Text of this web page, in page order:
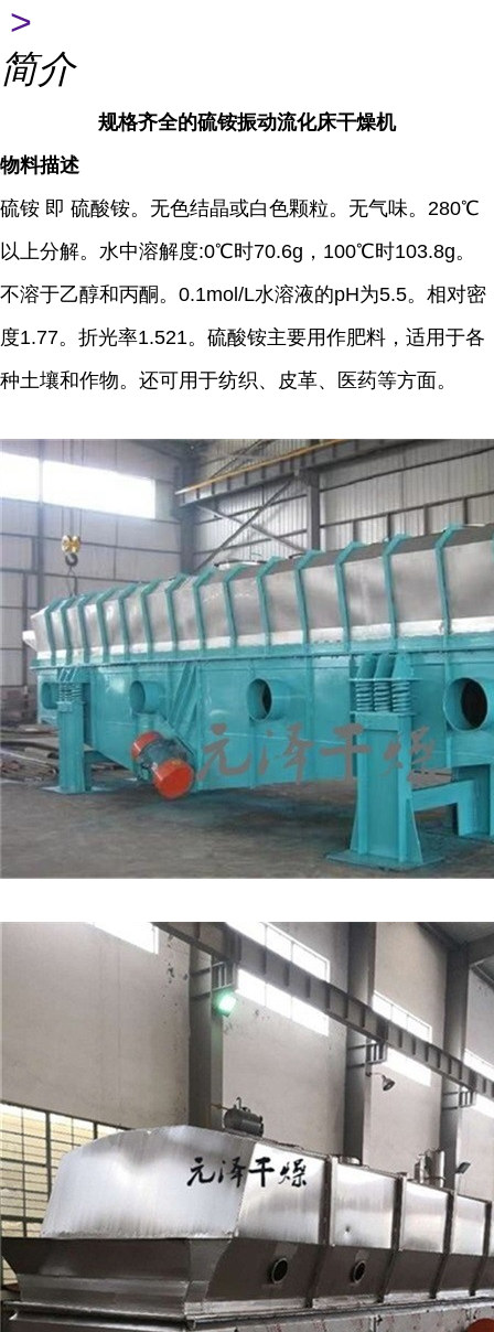
>
简介
规格齐全的硫铵振动流化床干燥机
物料描述
硫铵 即 硫酸铵。无色结晶或白色颗粒。无气味。280℃
以上分解。水中溶解度:0℃时70.6g，100℃时103.8g。
不溶于乙醇和丙酮。0.1mol/L水溶液的pH为5.5。相对密
度1.77。折光率1.521。硫酸铵主要用作肥料，适用于各
种土壤和作物。还可用于纺织、皮革、医药等方面。